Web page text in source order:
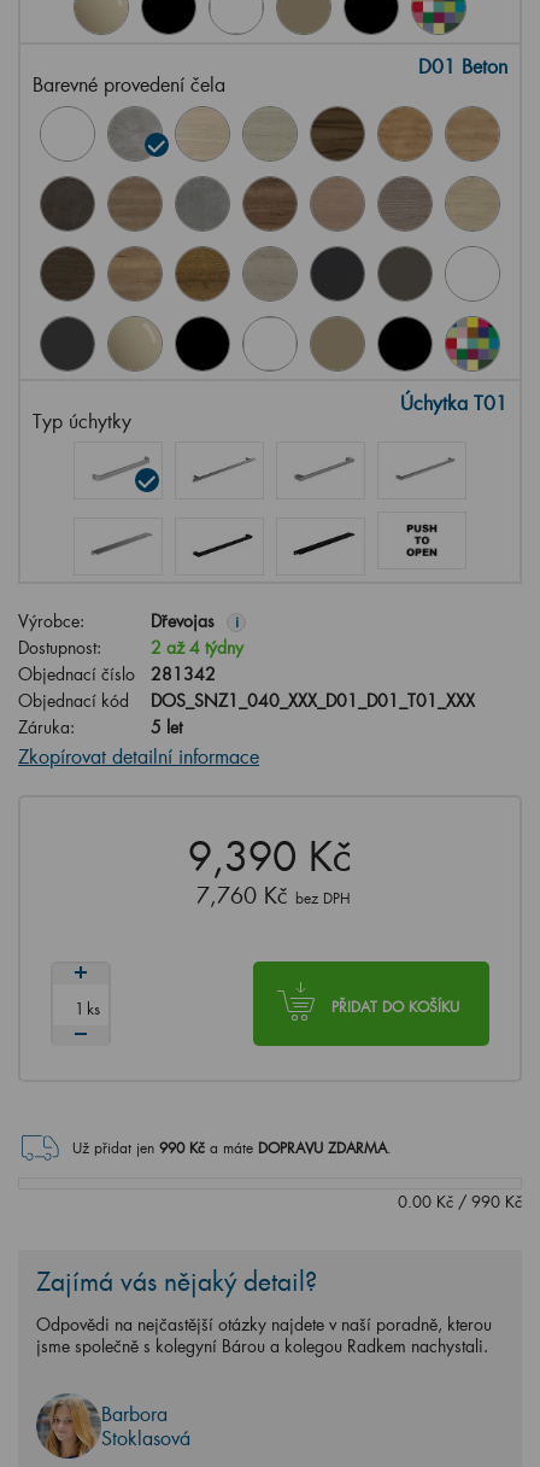
Barevné provedení čela
D01 Beton
Typ úchytky
Úchytka T01
Výrobce: Dřevojas i
Dostupnost:
2 až 4 týdny
Objednací číslo
281342
Objednací kód
DOS_SNZ1_040_XXX_D01_D01_T01_XXX
Záruka:
5 let
Zkopírovat detailní informace
9,390 Kč
7,760 Kč bez DPH
PŘIDAT DO KOŠÍKU
ks
Už přidat jen 990Kč a máte DOPRAVU ZDARMA.
0.00 Kč / 990 Kč
Zajímá vás nějaký detail?
Odpovědi na nejčastější otázky najdete v naší poradně, kterou
jsme společně s kolegyní Bárou a kolegou Radkem nachystali.
Barbora
Stoklasová